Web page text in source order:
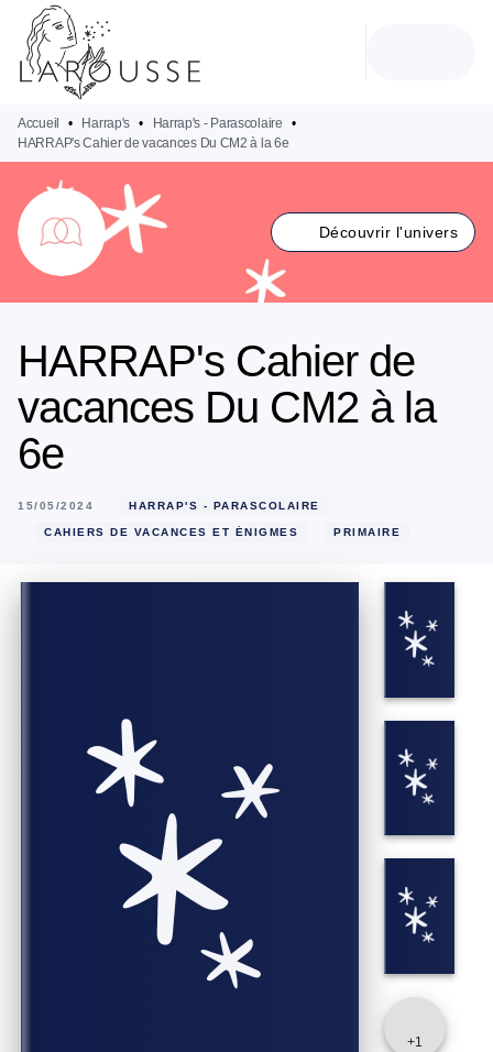
MENU
PIED DE PAGE
Accueil • Harrap's • Harrap's - Parascolaire
•
HARRAP's Cahier de vacances Du CM2 à la 6e
Découvrir l'univers
HARRAP's Cahier de
vacances Du CM2 à la
6e
15/05/2024 HARRAP'S - PARASCOLAIRE
CAHIERS DE VACANCES ET ÉNIGMES PRIMAIRE
+1